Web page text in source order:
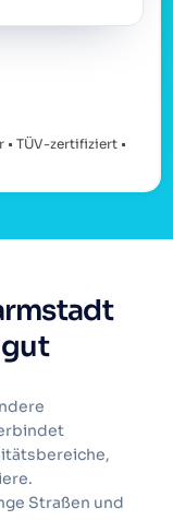
• TÜV-zertifiziert •
Straßen und